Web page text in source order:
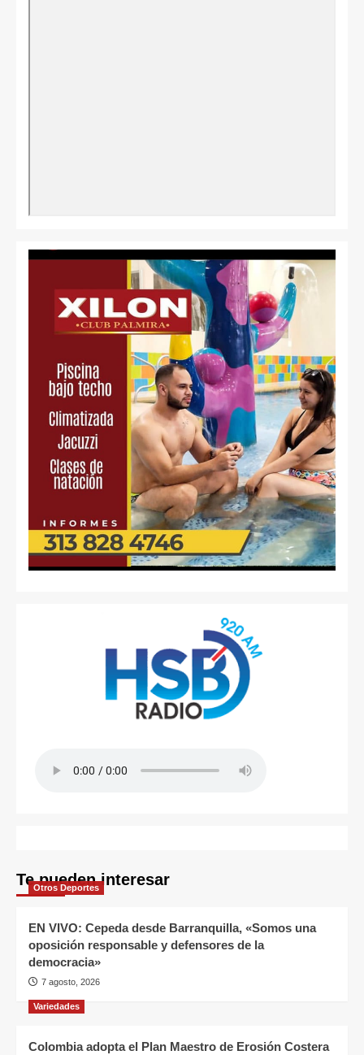
Te pueden interesar
Otros Deportes
EN VIVO: Cepeda desde Barranquilla, «Somos una
oposición responsable y defensores de la
democracia»
7 agosto, 2026
Variedades
Colombia adopta el Plan Maestro de Erosión Costera